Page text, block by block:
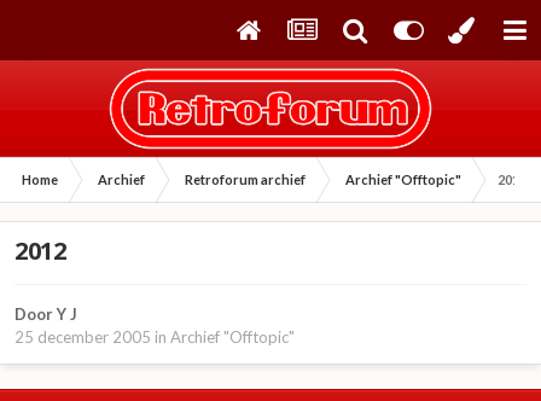
Home Archief Retroforum archief Archief "Offtopic" 2012
2012
DoorY J
25 december 2005 in Archief "Offtopic"